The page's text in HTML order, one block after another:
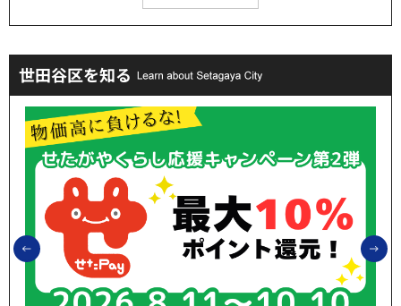
世田谷区を知る
前のスライドを表示